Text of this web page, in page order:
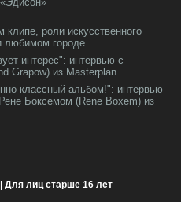
клипе, роли искусственного
любимом городе
интерес": интервью с
Grapow) из Masterplan
классный альбом!": интервью
Боксемом (Rene Boxem) из
| Для лиц старше 16 лет